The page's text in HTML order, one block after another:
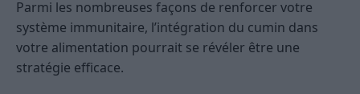
Parmi les nombreuses façons de renforcer votre
système immunitaire, l’intégration du cumin dans
votre alimentation pourrait se révéler être une
stratégie efficace.